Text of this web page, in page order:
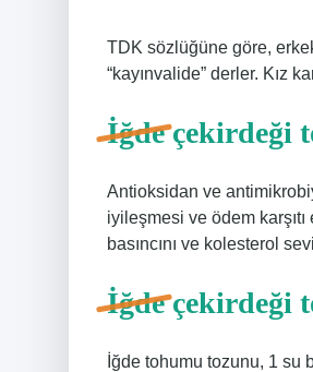
TDK sözlüğüne göre, erkek
“kayınvalide” derler. Kız
İğde çekirdeği
Antioksidan ve
iyileşmesi ve ödem karşıtı
basıncını ve kolesterol
İğde çekirdeği
İğde tohumu tozunu, 1 su